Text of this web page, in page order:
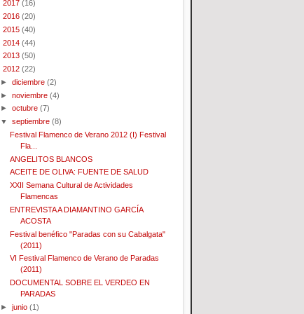
2017 (16)
2016 (20)
2015 (40)
2014 (44)
2013 (50)
2012 (22)
►diciembre(2)
►noviembre(4)
►octubre(7)
▼septiembre(8)
Festival Flamenco de Verano 2012 (I) Festival
Fla...
ANGELITOS BLANCOS
ACEITE DE OLIVA: FUENTE DE SALUD
XXII Semana Cultural de Actividades
Flamencas
ENTREVISTA A DIAMANTINO GARCÍA
ACOSTA
Festival benéfico "Paradas con su Cabalgata"
(2011)
VI Festival Flamenco de Verano de Paradas
(2011)
DOCUMENTAL SOBRE EL VERDEO EN
PARADAS
►junio(1)